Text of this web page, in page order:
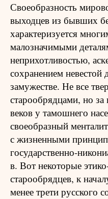
Своеобразность
выходцев из бывших
характеризуется
малозначимыми
неприхотливостью,
сохранением
замужестве. Не все
старообрядцами, но за
веков у тамошнего
своеобразный
с жизненными
государственно-
в. Вот некоторые
старообрядцев, к
менее трети русского